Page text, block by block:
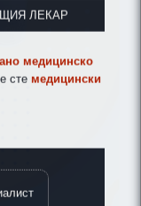
ЛЕКАР
медицинско
сте медицински